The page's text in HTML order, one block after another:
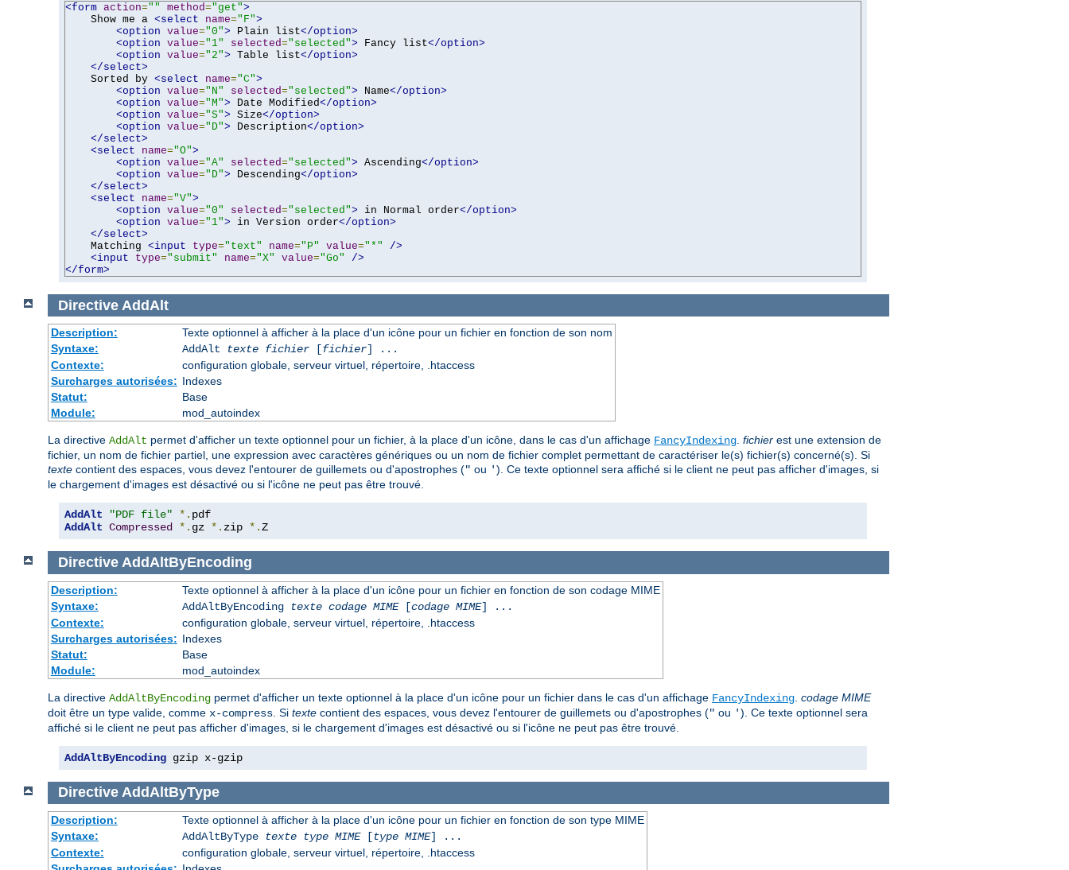
<form action="" method="get">
    Show me a
<select name="F">
<option value="0"> Plain list</option>
<option value="1" selected="selected"> Fancy list</option>
<option value="2"> Table list</option>
</select>
    Sorted by
<select name="C">
<option value="N" selected="selected"> Name</option>
<option value="M"> Date Modified</option>
<option value="S"> Size</option>
<option value="D"> Description</option>
</select>
<select
name="O">
<option value="A" selected="selected"> Ascending</option>
<option value="D"> Descending</option>
</select>
<select
name="V">
<option value="0" selected="selected"> in Normal order</option>
<option value="1"> in Version order</option>
</select>
    Matching
<input type="text" name="P" value="*"
/>
<input
type="submit" name="X" value="Go"
/>
</form>
Directive AddAlt
Description:
Texte optionnel à afficher à la place d'un icône pour un fichier en fonction de son nom
Syntaxe:
AddAlt texte fichier[fichier] ...
Contexte:
configuration globale, serveur virtuel, répertoire, .htaccess
Surcharges autorisées: Indexes
Statut:
Base
Module:
mod_autoindex
La directive AddAlt permet d'afficher un texte optionnel pour un fichier, à la place d'un icône, dans le cas d'un affichage FancyIndexing. fichier est une extension de
fichier, un nom de fichier partiel, une expression avec caractères génériques ou un nom de fichier complet permettant de caractériser le(s) fichier(s) concerné(s). Si
texte contient des espaces, vous devez l'entourer de guillemets ou d'apostrophes (" ou '). Ce texte optionnel sera affiché si le client ne peut pas afficher d'images, si
le chargement d'images est désactivé ou si l'icône ne peut pas être trouvé.
AddAlt "PDF file" *.
AddAlt Compressed *. gz *. zip *.Z
Directive AddAltByEncoding
Description:
Texte optionnel à afficher à la place d'un icône pour un fichier en fonction de son codage MIME
Syntaxe:
AddAltByEncoding texte codage MIME[codage MIME] ...
Contexte:
configuration globale, serveur virtuel, répertoire, .htaccess
Surcharges autorisées: Indexes
Statut:
Base
Module:
mod_autoindex
La directive AddAltByEncoding permet d'afficher un texte optionnel à la place d'un icône pour un fichier dans le cas d'un affichage FancyIndexing codage MIME
doit être un type valide, comme x-compress . Si texte contient des espaces, vous devez l'entourer de guillemets ou d'apostrophes (" ou '). Ce texte optionnel sera
affiché si le client ne peut pas afficher d'images, si le chargement d'images est désactivé ou si l'icône ne peut pas être trouvé.
AddAltByEncoding gzip x-gzip
Directive AddAltByType
Description:
Texte optionnel à afficher à la place d'un icône pour un fichier en fonction de son type MIME
Syntaxe:
AddAltByType texte type MIME[type MIME] ...
Contexte:
configuration globale, serveur virtuel, répertoire, .htaccess